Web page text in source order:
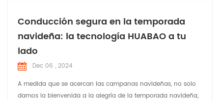
Conducción segura en la temporada
navideña: la tecnología HUABAO a tu
lado
Dec 06 , 2024
A medida que se acercan las campanas navideñas, no solo
damos la bienvenida a la alegría de la temporada navideña,